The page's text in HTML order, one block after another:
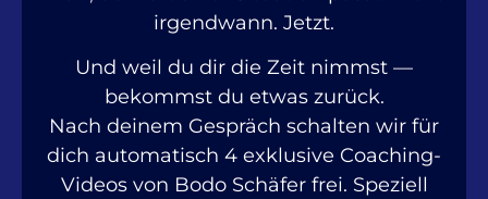
irgendwann. Jetzt.
Und weil du dir die Zeit nimmst —
bekommst du etwas zurück.
Nach deinem Gespräch schalten wir für
dich automatisch 4 exklusive Coaching-
Videos von Bodo Schäfer frei. Speziell